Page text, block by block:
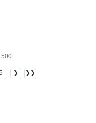
5 ❯ ❯❯